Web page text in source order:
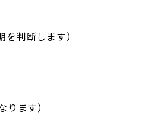
判断します）
ます）